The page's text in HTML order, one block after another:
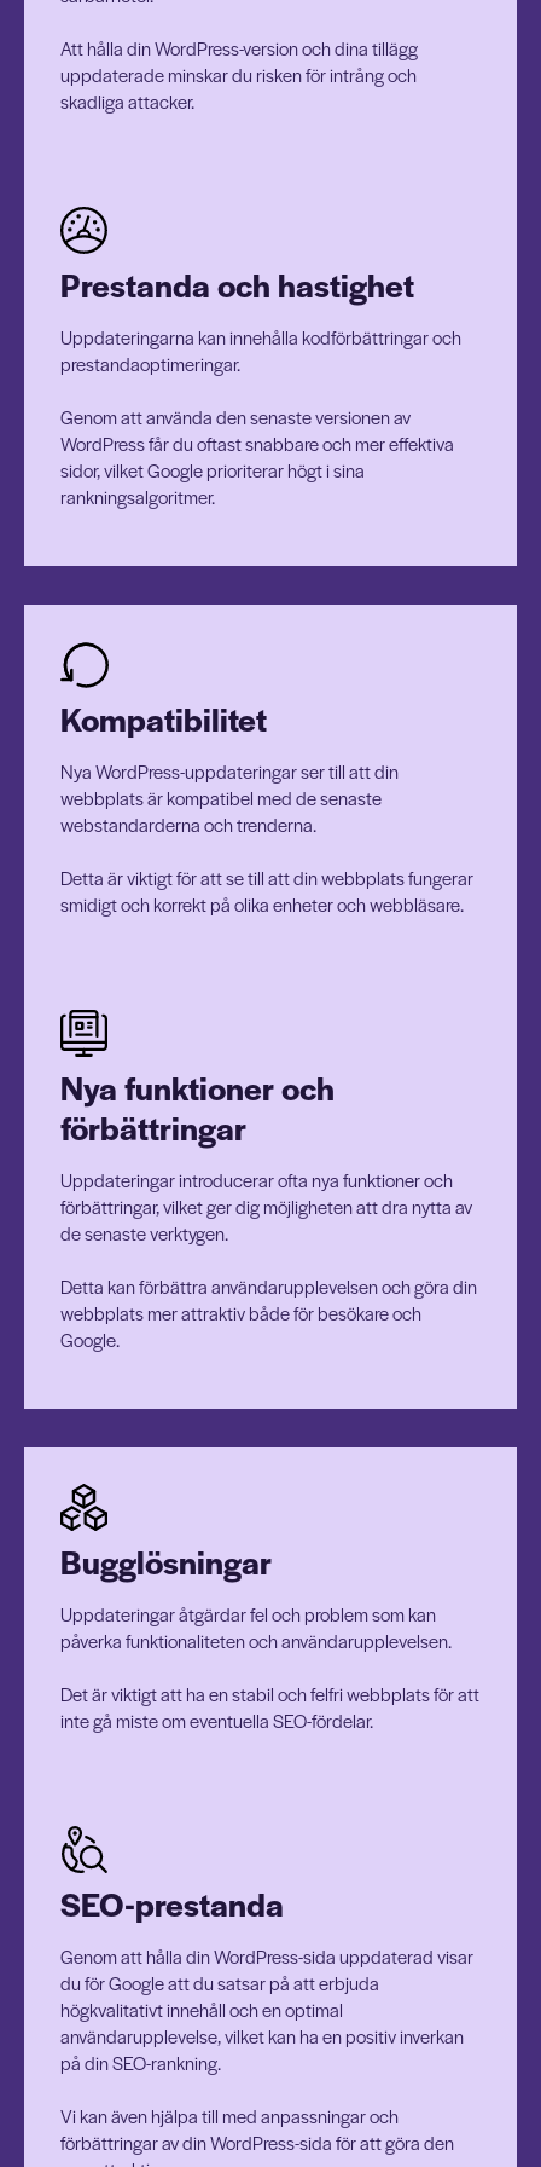
Att hålla din WordPress-version och dina tillägg
uppdaterade minskar du risken för intrång och
skadliga attacker.
Prestanda och hastighet
Uppdateringarna kan innehålla kodförbättringar och
prestandaoptimeringar.
Genom att använda den senaste versionen av
WordPress får du oftast snabbare och mer effektiva
sidor, vilket Google prioriterar högt i sina
rankningsalgoritmer.
Kompatibilitet
Nya WordPress-uppdateringar ser till att din
webbplats är kompatibel med de senaste
webstandarderna och trenderna.
Detta är viktigt för att se till att din webbplats fungerar
smidigt och korrekt på olika enheter och webbläsare.
Nya funktioner och
förbättringar
Uppdateringar introducerar ofta nya funktioner och
förbättringar, vilket ger dig möjligheten att dra nytta av
de senaste verktygen.
Detta kan förbättra användarupplevelsen och göra din
webbplats mer attraktiv både för besökare och
Google.
Bugglösningar
Uppdateringar åtgärdar fel och problem som kan
påverka funktionaliteten och användarupplevelsen.
Det är viktigt att ha en stabil och felfri webbplats för att
inte gå miste om eventuella SEO-fördelar.
SEO-prestanda
Genom att hålla din WordPress-sida uppdaterad visar
du för Google att du satsar på att erbjuda
högkvalitativt innehåll och en optimal
användarupplevelse, vilket kan ha en positiv inverkan
på din SEO-rankning.
Vi kan även hjälpa till med anpassningar och
förbättringar av din WordPress-sida för att göra den